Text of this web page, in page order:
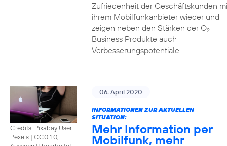
Zufriedenheit der Geschäftskunden
ihrem Mobilfunkanbieter wieder und
zeigen neben den Stärken der O2
Business Produkte auch
Verbesserungspotentiale.
Credits: Pixabay User
Pexels | CC0 1.0,
06. April 2020
INFORMATIONEN ZUR AKTUELLEN
SITUATION:
Mehr Information per
Mobilfunk, mehr